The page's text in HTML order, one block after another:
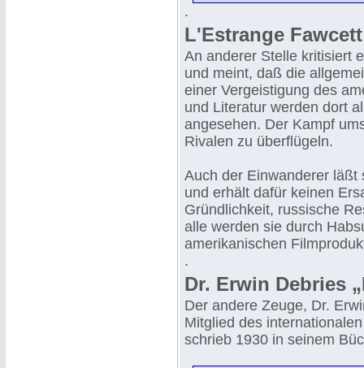
.
L'Estrange
An anderer Stelle kritisiert
und meint, daß die
einer Vergeistigung des
und Literatur werden dort
angesehen. Der Kampf
Rivalen zu überflügeln.
Auch der Einwanderer läßt
und erhält dafür keinen
Gründlichkeit, russische
alle werden sie durch
amerikanischen
.
Dr. Erwin Debries
Der andere Zeuge, Dr.
Mitglied des
schrieb 1930 in seinem